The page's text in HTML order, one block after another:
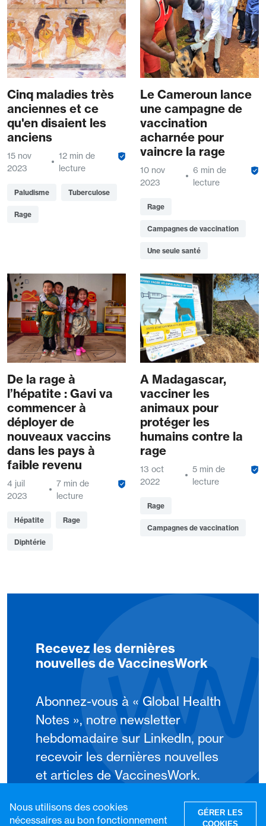
Cinq maladies très
anciennes et ce
qu'en disaient les
anciens
15 nov
2023
12 min de
lecture
Paludisme Tuberculose
Rage
Le Cameroun lance
une campagne de
vaccination
acharnée pour
vaincre la rage
10 nov
2023
6 min de
lecture
Rage
Campagnes de vaccination
Une seule santé
De la rage à
l’hépatite : Gavi va
commencer à
déployer de
nouveaux vaccins
dans les pays à
faible revenu
4 juil
2023
7 min de
lecture
Hépatite Rage
Diphtérie
A Madagascar,
vacciner les
animaux pour
protéger les
humains contre la
rage
13 oct
2022
5 min de
lecture
Rage
Campagnes de vaccination
Recevez les dernières
nouvelles de VaccinesWork
Abonnez-vous à « Global Health
Notes », notre newsletter
hebdomadaire sur LinkedIn, pour
recevoir les dernières nouvelles
et articles de VaccinesWork.
S'abonner
Nous utilisons des cookies
nécessaires au bon fonctionnement
GÉRER LES
COOKIES